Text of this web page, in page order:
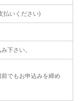
払いください)
下さい。
でもお申込みを締め